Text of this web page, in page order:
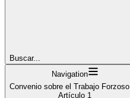
Buscar...
Navigation
Convenio sobre el Trabajo Forzoso
Artículo 1